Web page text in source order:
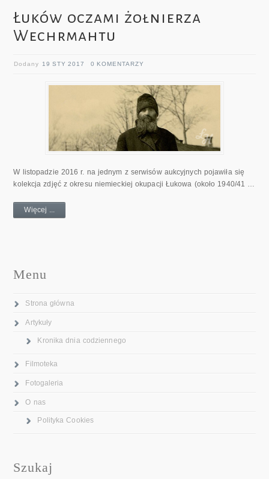
Łuków oczami żołnierza
Wechrmahtu
Dodany 19 STY 2017 0 KOMENTARZY
W listopadzie 2016 r. na jednym z serwisów aukcyjnych pojawiła się
kolekcja zdjęć z okresu niemieckiej okupacji Łukowa (około 1940/41 …
Więcej ...
Menu
Strona główna
Artykuły
Kronika dnia codziennego
Filmoteka
Fotogaleria
O nas
Polityka Cookies
Szukaj